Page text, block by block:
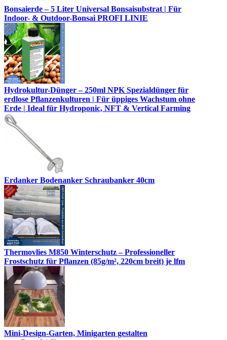
Bonsaierde – 5 Liter Universal Bonsaisubstrat | Für
Indoor- & Outdoor-Bonsai PROFI LINIE
Hydrokultur-Dünger – 250ml NPK Spezialdünger für
erdlose Pflanzenkulturen | Für üppiges Wachstum ohne
Erde | Ideal für Hydroponic, NFT & Vertical Farming
Erdanker Bodenanker Schraubanker 40cm
Thermovlies M850 Winterschutz – Professioneller
Frostschutz für Pflanzen (85g/m², 220cm breit) je lfm
Mini-Design-Garten, Minigarten gestalten